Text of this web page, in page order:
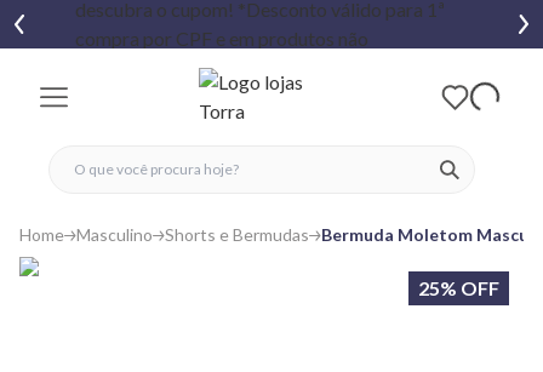
ver
fechar menu
fechar menu
favoritos
Home Masculino Shorts e Bermudas Bermuda Moletom
25% OFF